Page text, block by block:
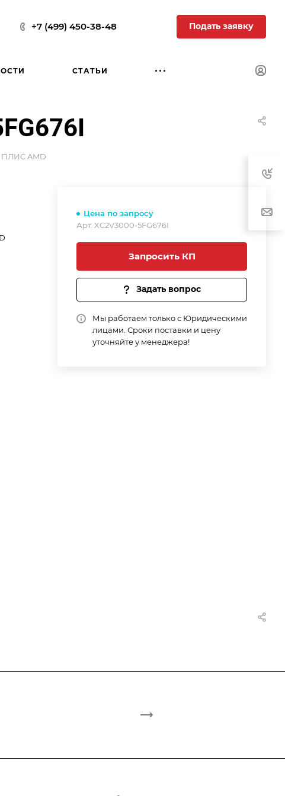
+7 (499) 450-38-48 Подать заявку
СТАТЬИ
ПЛИС AMD
Цена по запросу
Арт. XC2V3000-5FG676I
Запросить КП
Задать вопрос
Мы работаем только с Юридическими
лицами. Сроки поставки и цену
уточняйте у менеджера!